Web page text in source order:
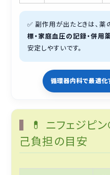
✅ 副作用が出たときは、薬
標・家庭血圧の記録・併用
安定しやすいです。
循環器内科で最適化
💊 ニフェジピ
己負担の目安